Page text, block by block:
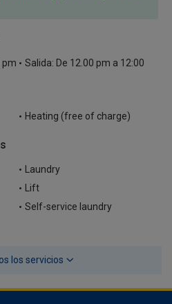
pm Salida: De 12.00 pm a 12:00
Heating (free of charge)
Laundry
Lift
Self-service laundry
los servicios